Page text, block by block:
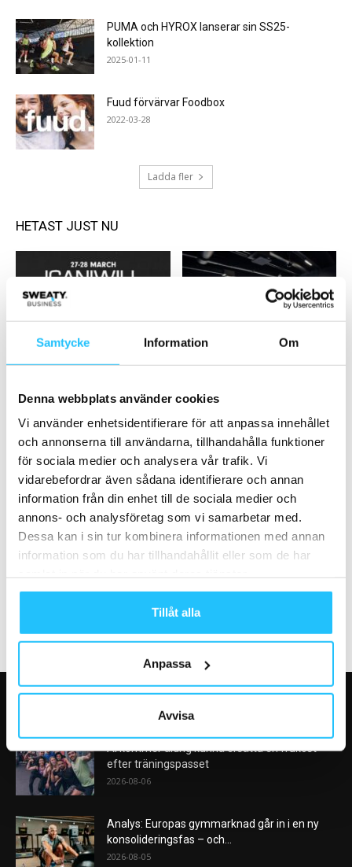
Samtycke Information Om
Denna webbplats använder cookies
Vi använder enhetsidentifierare för att anpassa innehållet
och annonserna till användarna, tillhandahålla funktioner
för sociala medier och analysera vår trafik. Vi
vidarebefordrar även sådana identifierare och annan
information från din enhet till de sociala medier och
annons- och analysföretag som vi samarbetar med.
Dessa kan i sin tur kombinera informationen med annan
information som du har tillhandahållit eller som de har
Tillåt alla
Anpassa
Avvisa
PUMA och HYROX lanserar sin SS25-
kollektion
2025-01-11
Fuud förvärvar Foodbox
2022-03-28
Ladda fler
HETAST JUST NU
Sport
mellan ICANIWILL och Klövern
Padel
Business
Effect TV
Mikaela Norman vann North
i HYROX
Actic rekryterar Anders
AI kommer aldrig kunna ersätta en frukost
efter träningspasset
2026-08-06
Analys: Europas gymmarknad går in i en ny
konsolideringsfas – och...
2026-08-05